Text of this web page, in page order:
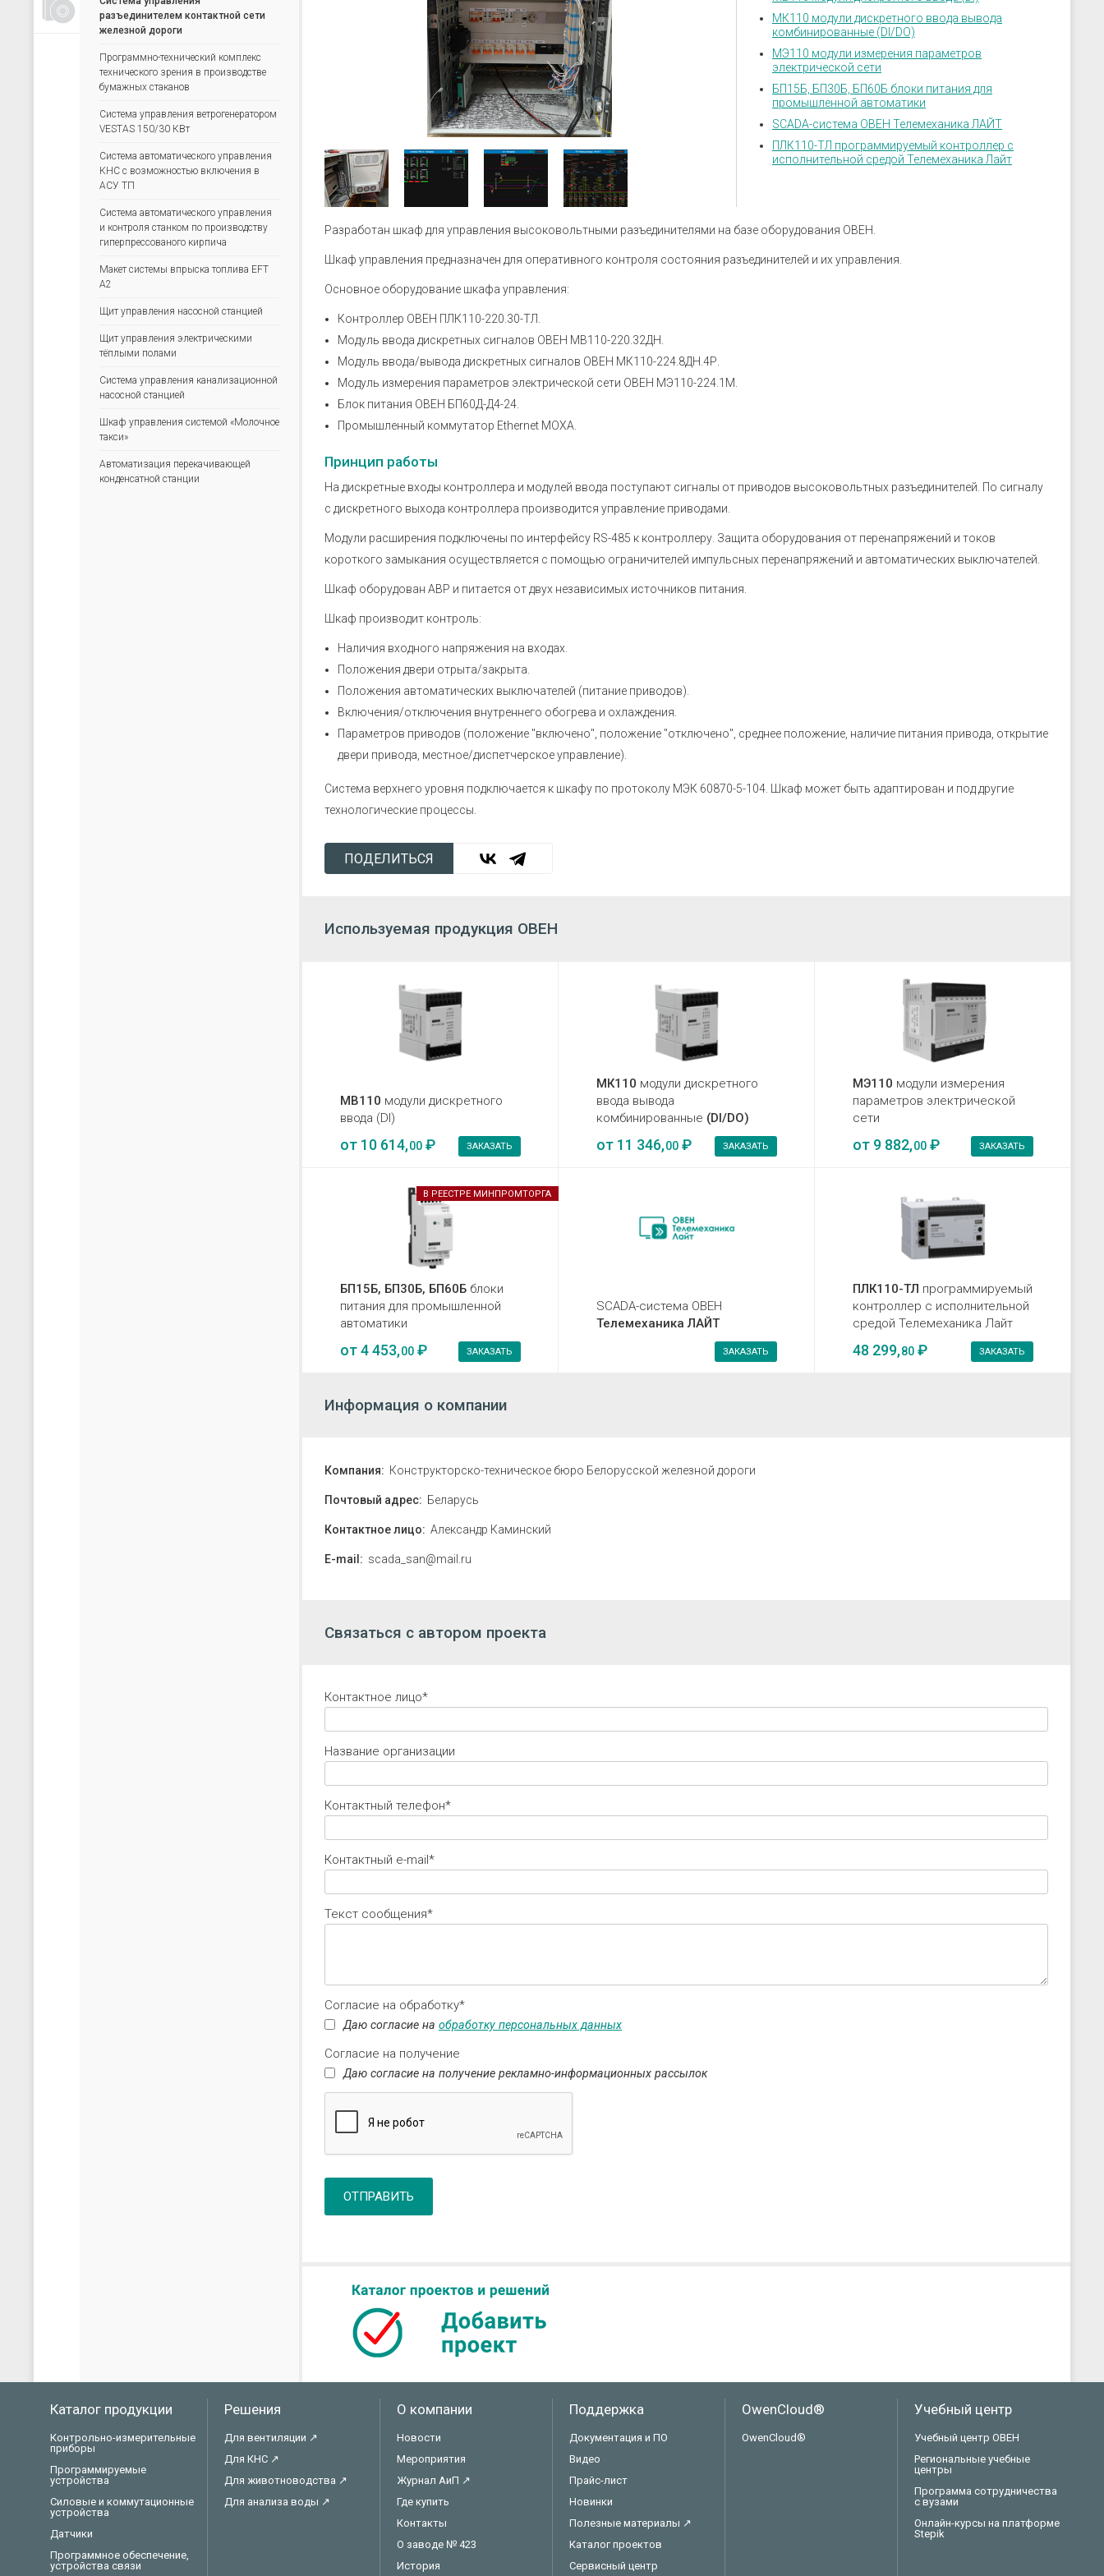
Счетчики, таймеры, тахометры
Для управления насосами
Для водоподготовки
Для электрических сетей
Архиваторы
Ручные задатчики сигналов
Дополнительные устройства
Приборы для индикации и
управления задвижками
Устройства контроля и защиты
Реле защиты
Регуляторы мощности
Твердотельные реле KIPPRIBOR
Твердотельные реле Протон-
Импульс
Твердотельные и
управления
Электротехническое
оборудование MEYERTEC
Нормирующие преобразователи
Аксессуары к датчикам
Аксессуары к датчикам давления
Аксессуары к датчикам
История
Профиль
Наши клиенты
Аттестация на право поверки
Работа в компании
Сервисный центр
Проверить статус заказа
разъединителем контактной сети
железной дороги
Программно-технический комплекс
технического зрения в производстве
бумажных стаканов
Система управления ветрогенератором
VESTAS 150/30 КВт
Система автоматического управления
КНС с возможностью включения в
АСУ ТП
Система автоматического управления
и контроля станком по производству
гиперпрессованого кирпича
Макет системы впрыска топлива EFT
А2
Щит управления насосной станцией
Щит управления электрическими
тёплыми полами
Система управления канализационной
насосной станцией
Шкаф управления системой «Молочное
такси»
Автоматизация перекачивающей
конденсатной станции
МК110 модули дискретного ввода вывода
комбинированные (DI/DO)
МЭ110 модули измерения параметров
электрической сети
БП15Б, БП30Б, БП60Б блоки питания для
промышленной автоматики
SCADA-система ОВЕН Телемеханика ЛАЙТ
ПЛК110-ТЛ программируемый контроллер с
исполнительной средой Телемеханика Лайт
Разработан шкаф для управления высоковольтными разъединителями на базе оборудования ОВЕН.
Шкаф управления предназначен для оперативного контроля состояния разъединителей и их управления.
Основное оборудование шкафа управления:
Контроллер ОВЕН ПЛК110-220.30-ТЛ.
Модуль ввода дискретных сигналов ОВЕН МВ110-220.32ДН.
Модуль ввода/вывода дискретных сигналов ОВЕН МК110-224.8ДН.4Р.
Модуль измерения параметров электрической сети ОВЕН МЭ110-224.1М.
Блок питания ОВЕН БП60Д-Д4-24.
Промышленный коммутатор Ethernet MOXA.
Принцип работы
На дискретные входы контроллера и модулей ввода поступают сигналы от приводов высоковольтных разъединителей. По сигналу
с дискретного выхода контроллера производится управление приводами.
Модули расширения подключены по интерфейсу RS-485 к контроллеру. Защита оборудования от перенапряжений и токов
короткого замыкания осуществляется с помощью ограничителей импульсных перенапряжений и автоматических выключателей.
Шкаф оборудован АВР и питается от двух независимых источников питания.
Шкаф производит контроль:
Наличия входного напряжения на входах.
Положения двери отрыта/закрыта.
Положения автоматических выключателей (питание приводов).
Включения/отключения внутреннего обогрева и охлаждения.
Параметров приводов (положение "включено", положение "отключено", среднее положение, наличие питания привода, открытие
двери привода, местное/диспетчерское управление).
Система верхнего уровня подключается к шкафу по протоколу МЭК 60870-5-104. Шкаф может быть адаптирован и под другие
технологические процессы.
ПОДЕЛИТЬСЯ
Используемая продукция ОВЕН
МВ110 модули дискретного
ввода (DI)
от 10 614,00₽ ЗАКАЗАТЬ
МК110 модули дискретного
ввода вывода
комбинированные (DI/DO)
от 11 346,00₽ ЗАКАЗАТЬ
МЭ110 модули измерения
параметров электрической
сети
от 9 882,00₽ ЗАКАЗАТЬ
БП15Б, БП30Б, БП60Бблоки
питания для промышленной
автоматики
от4 453,00₽ ЗАКАЗАТЬ
В РЕЕСТРЕ МИНПРОМТОРГА
SCADA-система ОВЕН
Телемеханика ЛАЙТ
ЗАКАЗАТЬ
ПЛК110-ТЛ программируемый
контроллер с исполнительной
средой Телемеханика Лайт
48 299,80₽ ЗАКАЗАТЬ
Информация о компании
Компания: Конструкторско-техническое бюро Белорусской железной дороги
Почтовый адрес: Беларусь
Контактное лицо: Александр Каминский
E-mail: scada_san@mail.ru
Связаться с автором проекта
Контактное лицо*
Название организации
Контактный телефон*
Контактный e-mail*
Текст сообщения*
Согласие на обработку*
Даю согласие на обработку персональных данных
Согласие на получение
Даю согласие на получение рекламно-информационных рассылок
ОТПРАВИТЬ
Каталог продукции
Контрольно-измерительные
приборы
Программируемые
устройства
Силовые и коммутационные
устройства
Датчики
Программное обеспечение,
устройства связи
Решения
Для вентиляции ↗
Для КНС ↗
Для животноводства ↗
Для анализа воды ↗
О компании
Новости
Мероприятия
Журнал АиП ↗
Где купить
Контакты
О заводе № 423
История
Поддержка
Документация и ПО
Видео
Прайс-лист
Новинки
Полезные материалы ↗
Каталог проектов
Сервисный центр
OwenCloud®
OwenCloud®
Учебный центр
Учебный центр ОВЕН
Региональные учебные
центры
Программа сотрудничества
с вузами
Онлайн-курсы на платформе
Stepik